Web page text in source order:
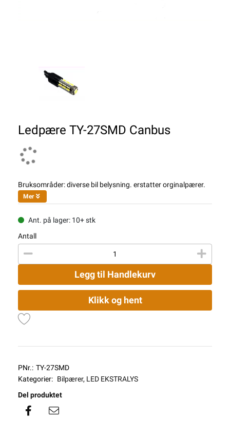
Ledpære TY-27SMD Canbus
Bruksområder: diverse bil belysning. erstatter orginalpærer.
Mer
Ant. på lager: 10+ stk
Antall
Legg til Handlekurv
Klikk og hent
PNr.: TY-27SMD
Kategorier: Bilpærer, LED EKSTRALYS
Del produktet